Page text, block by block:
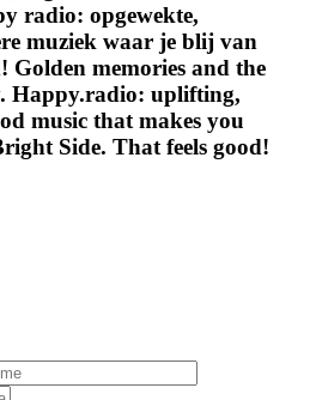
radio: opgewekte,
muziek waar je blij van
Golden memories and the
Happy.radio: uplifting,
music that makes you
Side. That feels good!